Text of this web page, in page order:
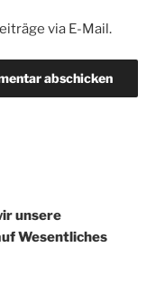
via E-Mail.
unsere
Wesentliches